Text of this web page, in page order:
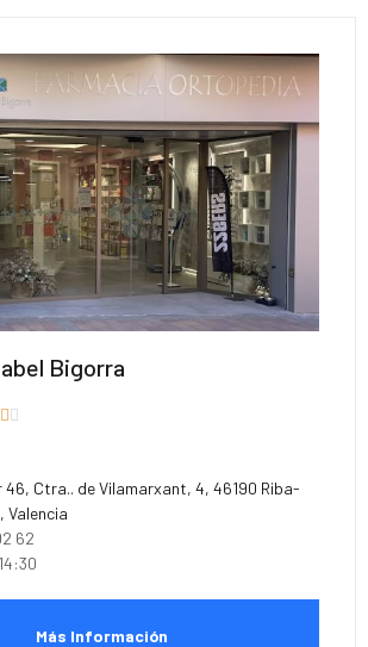
Bigorra

46, Ctra.. de Vilamarxant, 4, 46190 Riba-
Valencia
62
Más Información